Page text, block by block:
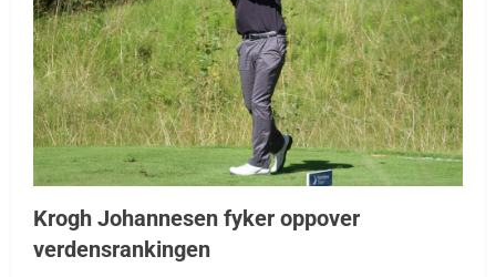
Krogh Johannesen fyker oppover
verdensrankingen